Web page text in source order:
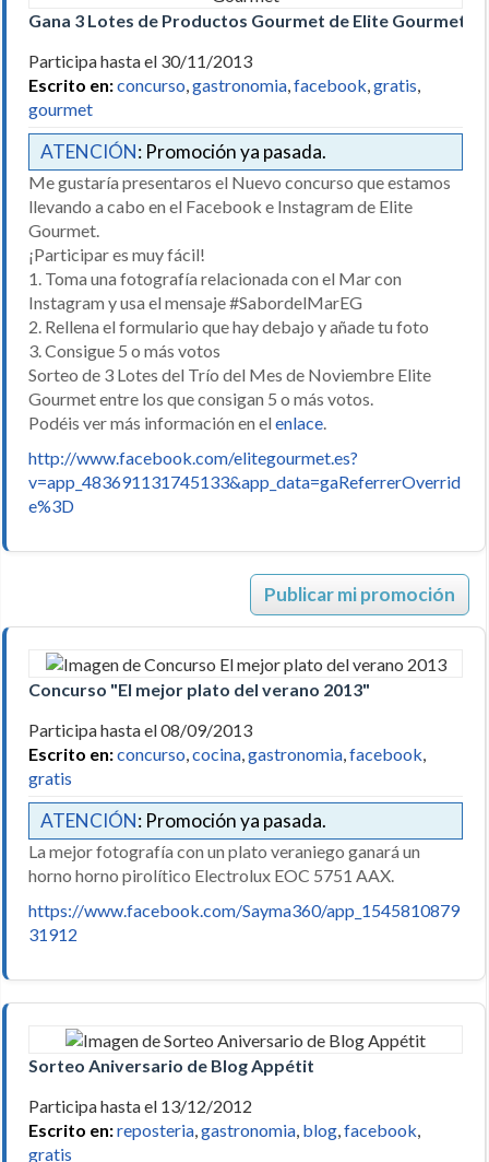
Gana 3 Lotes de Productos Gourmet de Elite Gourmet
Participa hasta el 30/11/2013
Escrito en:concurso,gastronomia,facebook,gratis,
gourmet
ATENCIÓN: Promoción ya pasada.
Me gustaría presentaros el Nuevo concurso que estamos
llevando a cabo en el Facebook e Instagram de Elite
Gourmet.
¡Participar es muy fácil!
1. Toma una fotografía relacionada con el Mar con
Instagram y usa el mensaje #SabordelMarEG
2. Rellena el formulario que hay debajo y añade tu foto
3. Consigue 5 o más votos
Sorteo de 3 Lotes del Trío del Mes de Noviembre Elite
Gourmet entre los que consigan 5 o más votos.
Podéis ver más información en el enlace.
http://www.facebook.com/elitegourmet.es?
v=app_483691131745133&app_data=gaReferrerOverrid
e%3D
Publicar mi promoción
Concurso "El mejor plato del verano 2013"
Participa hasta el 08/09/2013
Escrito en:concurso,cocina,gastronomia,facebook,
gratis
ATENCIÓN: Promoción ya pasada.
La mejor fotografía con un plato veraniego ganará un
horno horno pirolítico Electrolux EOC 5751 AAX.
https://www.facebook.com/Sayma360/app_1545810879
31912
Sorteo Aniversario de Blog Appétit
Participa hasta el 13/12/2012
Escrito en:reposteria,gastronomia, blog,facebook,
gratis